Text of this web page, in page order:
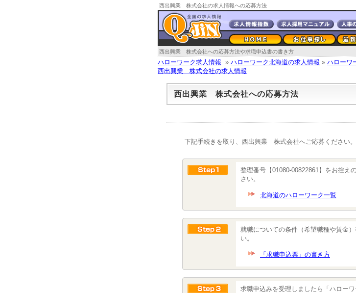
西出興業 株式会社の求人情報への応募方法
西出興業 株式会社への応募方法や求職申込書の書き方
ハローワーク求人情報 » ハローワーク北海道の求人情報 » ハローワ
西出興業 株式会社の求人情報
西出興業 株式会社への応募方法
下記手続きを取り、西出興業 株式会社へご応募ください。
整理番号【01080-00822861】をお控え
さい。
北海道のハローワーク一覧
就職についての条件（希望職種や賃金
い。
「求職申込票」の書き方
求職申込みを受理しましたら「ハロー